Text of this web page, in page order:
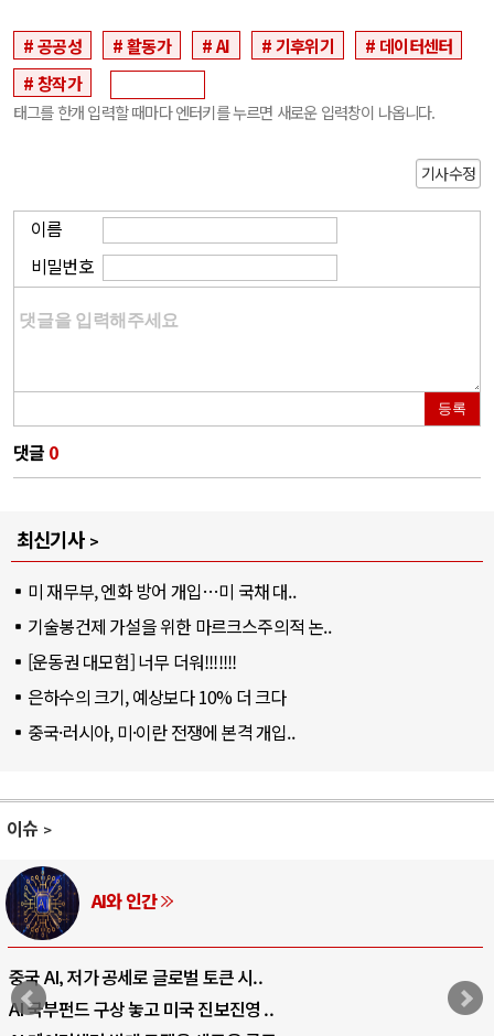
공공성 활동가 AI 기후위기
데이터센터
창작가
태그를 한개 입력할 때마다 엔터키를 누르면 새로운 입력창이 나옵니다.
기사수정
이름
비밀번호
등록
댓글 0
최신기사
미 재무부, 엔화 방어 개입…미 국채 대..
기술봉건제 가설을 위한 마르크스주의적 논..
[운동권 대모험] 너무 더워!!!!!!!
은하수의 크기, 예상보다 10% 더 크다
중국·러시아, 미·이란 전쟁에 본격 개입..
이슈
AI와 인간
중국 AI, 저가 공세로 글로벌 토큰 시..
AI 국부펀드 구상 놓고 미국 진보진영 ..